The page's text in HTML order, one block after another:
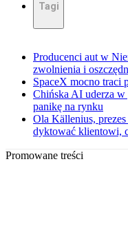
Tagi
Producenci aut w
zwolnienia i
SpaceX mocno traci
Chińska AI uderza
panikę na rynku
Ola Källenius,
dyktować klientowi,
Promowane treści